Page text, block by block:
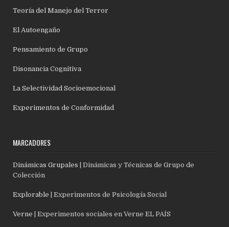
Teoría del Manejo del Terror
El Autoengaño
Pensamiento de Grupo
Disonancia Cognitiva
La Selectividad Socioemocional
Experimentos de Conformidad
MARCADORES
Dinámicas Grupales | Dinámicas y Técnicas de Grupo de
Colección
Explorable | Experimentos de Psicología Social
Verne | Experimentos sociales en Verne EL PAÍS